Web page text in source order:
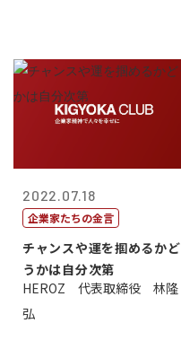
2022.07.18
企業家たちの金言
チャンスや運を掴めるかど
うかは自分次第
HEROZ 代表取締役 林隆
弘